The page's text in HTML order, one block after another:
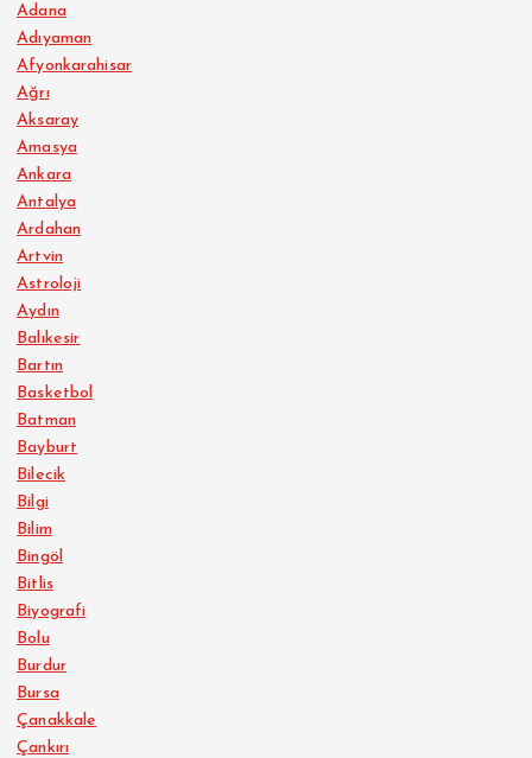
Adana
Adıyaman
Afyonkarahisar
Ağrı
Aksaray
Amasya
Ankara
Antalya
Ardahan
Artvin
Astroloji
Aydın
Balıkesir
Bartın
Basketbol
Batman
Bayburt
Bilecik
Bilgi
Bilim
Bingöl
Bitlis
Biyografi
Bolu
Burdur
Bursa
Çanakkale
Çankırı